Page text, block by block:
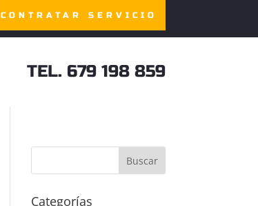
CONTRATAR SERVICIO
TEL. 679 198 859
Categorías